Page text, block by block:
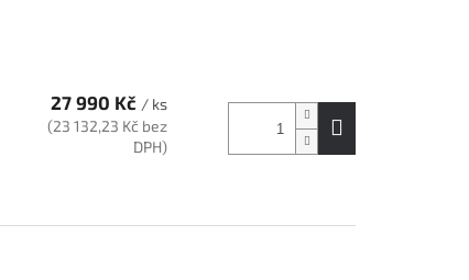
27 990 Kč / ks
(23 132,23 Kč bez
DPH)